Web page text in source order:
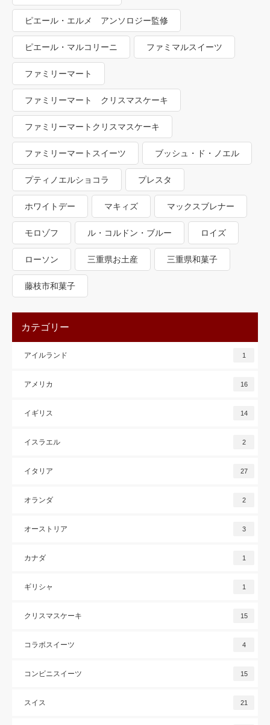
ピエール・エルメ アンソロジー監修
ピエール・マルコリーニ ファミマルスイーツ
ファミリーマート
ファミリーマート クリスマスケーキ
ファミリーマートクリスマスケーキ
ファミリーマートスイーツ ブッシュ・ド・ノエル
プティノエルショコラ プレスタ
ホワイトデー マキィズ マックスブレナー
モロゾフ ル・コルドン・ブルー ロイズ
ローソン 三重県お土産 三重県和菓子
藤枝市和菓子
カテゴリー
アイルランド 1
アメリカ 16
イギリス 14
イスラエル 2
イタリア 27
オランダ 2
オーストリア 3
カナダ 1
ギリシャ 1
クリスマスケーキ 15
コラボスイーツ 4
コンビニスイーツ 15
スイス 21